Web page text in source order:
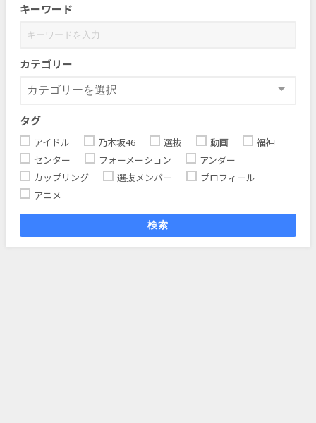
キーワード
カテゴリー
タグ
アイドル 乃木坂46 選抜 動画
福神
センター
フォーメーション
アンダー
カップリング
選抜メンバー
プロフィール
アニメ
検索